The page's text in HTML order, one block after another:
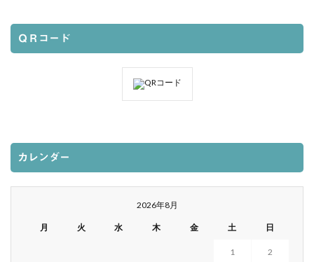
ＱＲコード
カレンダー
2026年8月
月 火 水 木 金 土 日
1 2